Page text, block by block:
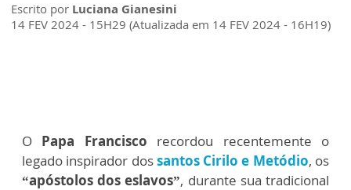
Escrito por Luciana Gianesini
14 FEV 2024 - 15H29 (Atualizada em 14 FEV 2024 - 16H19)
O Papa Francisco recordou recentemente o
legado inspirador dossantos Cirilo e Metódio, os
“apóstolos dos eslavos”, durante sua tradicional